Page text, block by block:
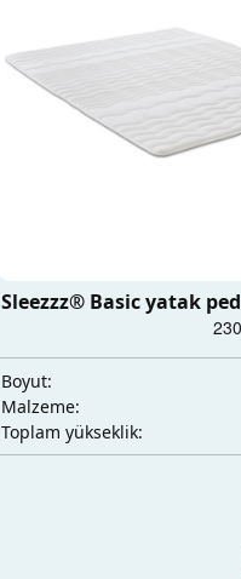
Sleezzz® Basic yatak
Boyut:
Malzeme:
Toplam yükseklik: